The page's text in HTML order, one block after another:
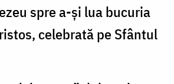
spre a-şi lua bucuria
celebrată pe Sfântul